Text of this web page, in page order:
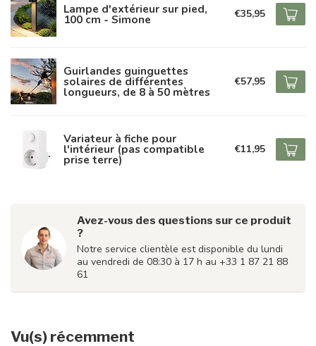
Lampe d'extérieur sur pied,
100 cm - Simone €35,95
Guirlandes guinguettes
solaires de différentes
longueurs, de 8 à 50 mètres
€57,95
Variateur à fiche pour
l'intérieur (pas compatible
prise terre)
€11,95
Avez-vous des questions sur ce produit
?
Notre service clientèle est disponible du lundi
au vendredi de 08:30 à 17 h au +33 1 87 21 88
61
Vu(s) récemment